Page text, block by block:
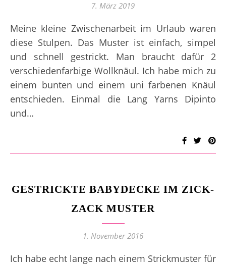
7. März 2019
Meine kleine Zwischenarbeit im Urlaub waren
diese Stulpen. Das Muster ist einfach, simpel
und schnell gestrickt. Man braucht dafür 2
verschiedenfarbige Wollknäul. Ich habe mich zu
einem bunten und einem uni farbenen Knäul
entschieden. Einmal die Lang Yarns Dipinto
und…
GESTRICKTE BABYDECKE IM ZICK-
ZACK MUSTER
1. November 2016
Ich habe echt lange nach einem Strickmuster für